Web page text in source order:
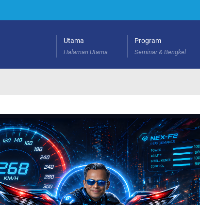
Utama
Halaman Utama
Program
Seminar & Bengkel